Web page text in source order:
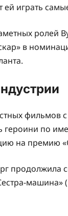
ей играть
ролей
в
фильмов с
героини по
на премию
продолжила
машина»